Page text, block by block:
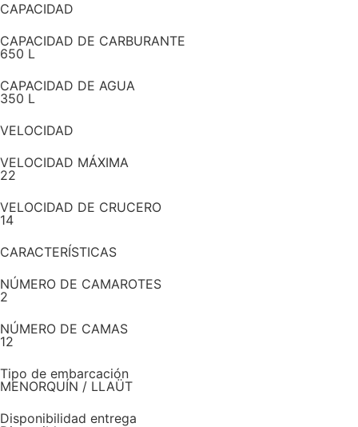
CAPACIDAD
CAPACIDAD DE CARBURANTE
650 L
CAPACIDAD DE AGUA
350 L
VELOCIDAD
VELOCIDAD MÁXIMA
22
VELOCIDAD DE CRUCERO
14
CARACTERÍSTICAS
NÚMERO DE CAMAROTES
2
NÚMERO DE CAMAS
12
Tipo de embarcación
MENORQUÍN / LLAÜT
Disponibilidad entrega